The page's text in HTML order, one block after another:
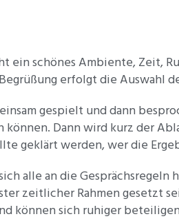
ein schönes Ambiente, Zeit,
erfolgt die Auswahl
gespielt und dann
Dann wird kurz der
geklärt werden, wer die
alle an die
zeitlicher Rahmen gesetzt
können sich ruhiger